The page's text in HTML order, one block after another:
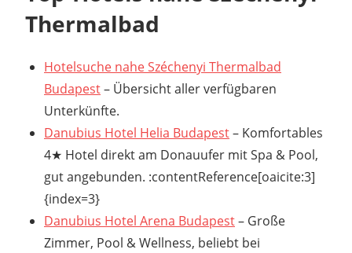
Thermalbad
Hotelsuche nahe Széchenyi Thermalbad
Budapest– Übersicht aller verfügbaren
Unterkünfte.
Danubius Hotel Helia Budapest– Komfortables
4★ Hotel direkt am Donauufer mit Spa & Pool,
gut angebunden. :contentReference[oaicite:3]
{index=3}
Danubius Hotel Arena Budapest– Große
Zimmer, Pool & Wellness, beliebt bei